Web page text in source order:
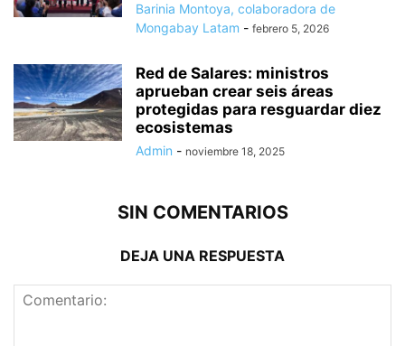
Barinia Montoya, colaboradora de
Mongabay Latam - febrero 5, 2026
Red de Salares: ministros
aprueban crear seis áreas
protegidas para resguardar diez
ecosistemas
Admin - noviembre 18, 2025
SIN COMENTARIOS
DEJA UNA RESPUESTA